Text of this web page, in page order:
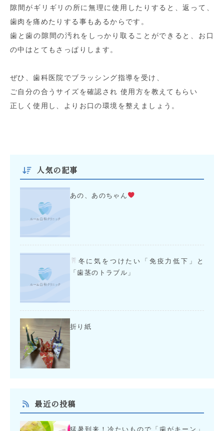
隙間がギリギリの所に無理に使用したりすると、返って、
歯肉を痛めたりする事もあるからです。
歯と歯の隙間の汚れをしっかり取ることができると、お口
の中はとてもさっぱりします。
ぜひ、歯科医院でブラッシング指導を受け、
ご自分の合うサイズを確認され 使用方を教えてもらい
正しく使用し、よりお口の環境を整えましょう。
人気の記事
あの、あのちゃん
冬に気をつけたい「免疫力低下」と
「歯茎のトラブル」
折り紙
最近の投稿
猛暑到来！冷たいもので「歯がキーン」